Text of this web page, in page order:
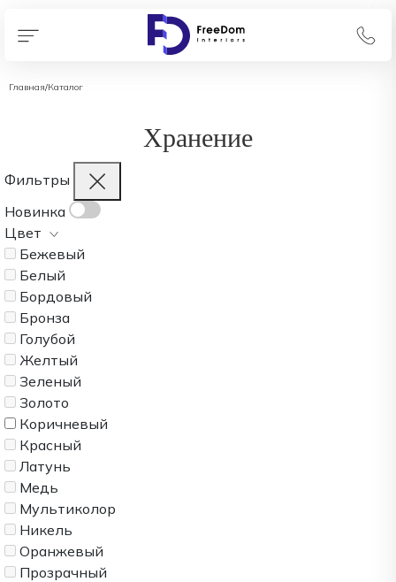
Главная/Каталог
Хранение
Фильтры
Новинка
Цвет
Бежевый
Белый
Бордовый
Бронза
Голубой
Желтый
Зеленый
Золото
Коричневый
Красный
Латунь
Медь
Мультиколор
Никель
Оранжевый
Прозрачный